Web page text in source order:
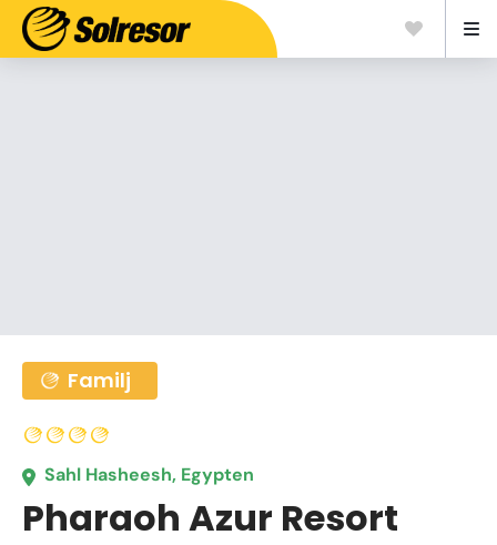
Familj
Sahl Hasheesh, Egypten
Pharaoh Azur Resort